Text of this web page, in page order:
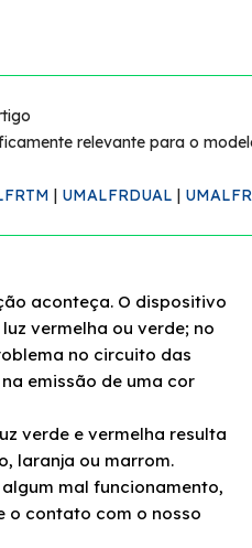
relevante para o
| UMALFRDUAL |
aconteça. O dispositivo
vermelha ou verde; no
no circuito das
emissão de uma cor
verde e vermelha resulta
laranja ou marrom.
mal funcionamento,
o contato com o nosso